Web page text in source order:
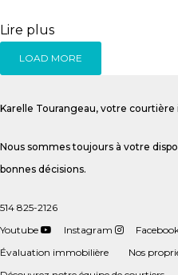
Lire plus
LOAD MORE
Karelle Tourangeau, votre
Nous sommes toujours à votre
bonnes décisions.
514 825-2126
Youtube
Instagram
Évaluation immobilière
Nos